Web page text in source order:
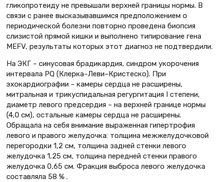
гликопротеиду не превышали верхней границы нормы. В
связи с ранее высказывавшимся предположением о
периодической болезни повторно проведена биопсия
слизистой прямой кишки и выполнено типирование гена
MEFV, результаты которых этот диагноз не подтвердили.
На ЭКГ – синусовая брадикардия, синдром укорочения
интервала PQ (Клерка–Леви–Кристеско). При
эхокардиографии – камеры сердца не расширены,
митральная и трикуспидальная регургитация I степени,
диаметр левого предсердия – на верхней границе нормы
(4,0 см), остальные камеры сердца не расширены.
Обращала на себя внимание выраженная гипертрофия
левого и правого желудочка: толщина межжелудочковой
перегородки 1,2 см, толщина задней стенки левого
желудочка 1,25 см, толщина передней стенки правого
желудочка 0,65 см. Фракция выброса левого желудочка
составляла 58 % .